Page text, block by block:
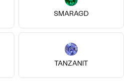
SMARAGD
TANZANIT
Stříbro, Smaragd
1 490 Kč